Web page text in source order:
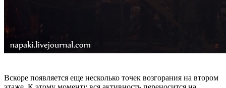
Вскоре появляется еще несколько точек возгорания на втором